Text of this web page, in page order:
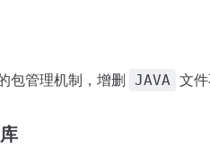
包管理机制，增删 JAVA 文件